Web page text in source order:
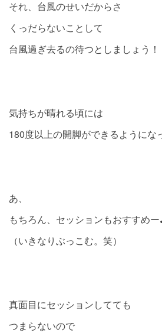
それ、台風のせいだからさ
くっだらないことして
台風過ぎ去るの待つとしましょう！
気持ちが晴れる頃には
180度以上の開脚ができるようにな
あ、
もちろん、セッションもおすすめ
（いきなりぶっこむ。笑）
真面目にセッションしてても
つまらないので